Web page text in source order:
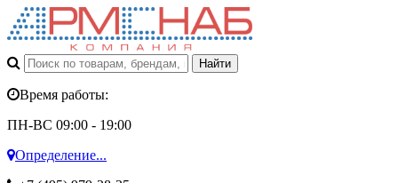
Время работы:
ПН-ВС 09:00 - 19:00
Определение...